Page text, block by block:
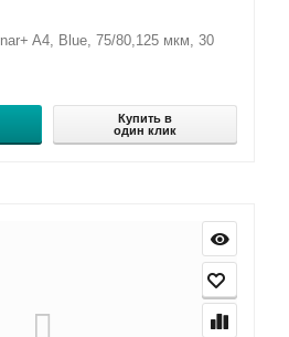
A4, Blue, 75/80,125 мкм, 30
Купить в
один клик